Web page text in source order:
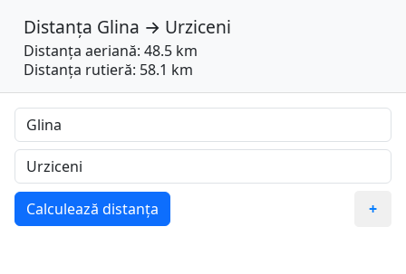
Distanța Glina → Urziceni
Distanța aeriană: 48.5 km
Distanța rutieră: 58.1 km
Calculează distanța +